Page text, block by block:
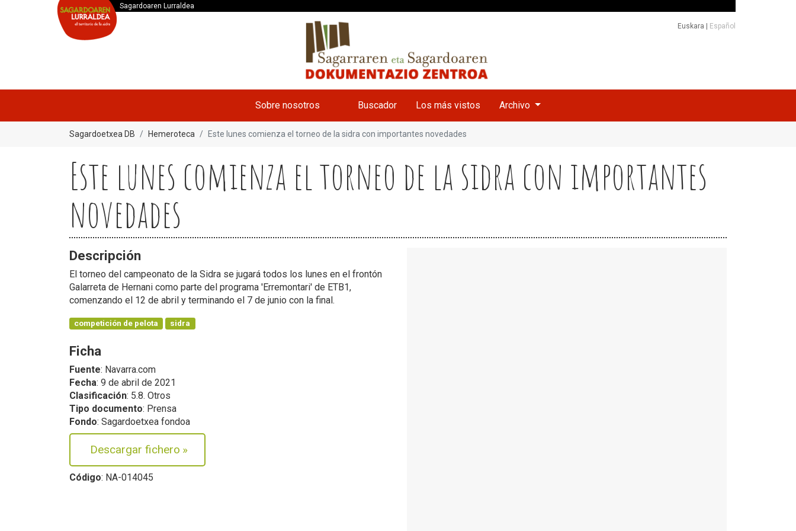
Sagardoaren Lurraldea
Euskara Español
Sobre nosotros Buscador Los más vistos Archivo
Sagardoetxea DB Hemeroteca Este lunes comienza el torneo de la sidra con importantes novedades
Este lunes comienza el torneo de la sidra con importantes
novedades
Descripción
El torneo del campeonato de la Sidra se jugará todos los lunes en el frontón
Galarreta de Hernani como parte del programa 'Erremontari' de ETB1,
comenzando el 12 de abril y terminando el 7 de junio con la final.
competición de pelota sidra
Ficha
Fuente: Navarra.com
Fecha: 9 de abril de 2021
Clasificación: 5.8. Otros
Tipo documento: Prensa
Fondo: Sagardoetxea fondoa
Descargar fichero »
Código: NA-014045